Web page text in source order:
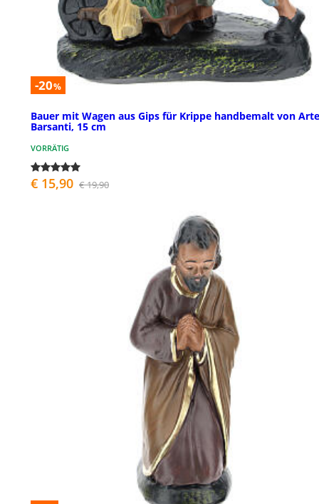
-20%
Bauer mit Wagen aus Gips für Krippe handbemalt von Arte
Barsanti, 15 cm
VORRÄTIG
€ 15,90 € 19,90